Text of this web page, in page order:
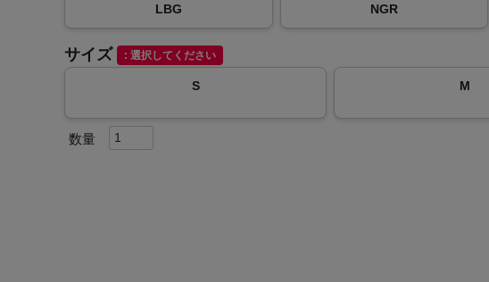
LBG NGR
サイズ 選択してください
S M